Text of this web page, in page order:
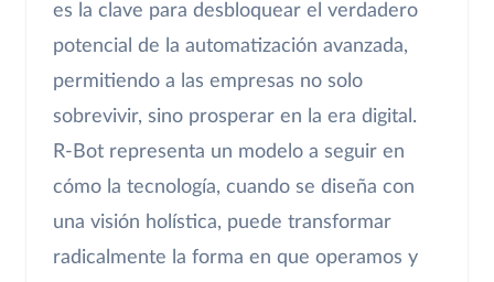
es la clave para desbloquear el verdadero
potencial de la automatización avanzada,
permitiendo a las empresas no solo
sobrevivir, sino prosperar en la era digital.
R-Bot representa un modelo a seguir en
cómo la tecnología, cuando se diseña con
una visión holística, puede transformar
radicalmente la forma en que operamos y